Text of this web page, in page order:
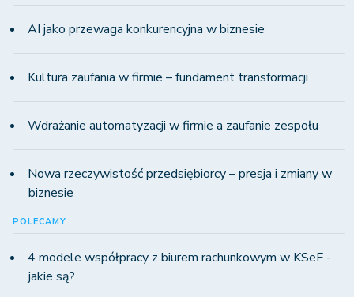
AI jako przewaga konkurencyjna w biznesie
Kultura zaufania w firmie – fundament transformacji
Wdrażanie automatyzacji w firmie a zaufanie zespołu
Nowa rzeczywistość przedsiębiorcy – presja i zmiany w
biznesie
POLECAMY
4 modele współpracy z biurem rachunkowym w KSeF -
jakie są?